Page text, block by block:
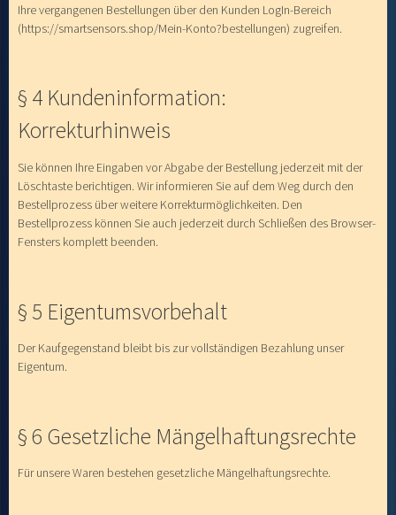
Ihre vergangenen Bestellungen über den Kunden LogIn-Bereich
(https://smartsensors.shop/Mein-Konto?bestellungen) zugreifen.
§ 4 Kundeninformation:
Korrekturhinweis
Sie können Ihre Eingaben vor Abgabe der Bestellung jederzeit mit der
Löschtaste berichtigen. Wir informieren Sie auf dem Weg durch den
Bestellprozess über weitere Korrekturmöglichkeiten. Den
Bestellprozess können Sie auch jederzeit durch Schließen des Browser-
Fensters komplett beenden.
§ 5 Eigentumsvorbehalt
Der Kaufgegenstand bleibt bis zur vollständigen Bezahlung unser
Eigentum.
§ 6 Gesetzliche Mängelhaftungsrechte
Für unsere Waren bestehen gesetzliche Mängelhaftungsrechte.